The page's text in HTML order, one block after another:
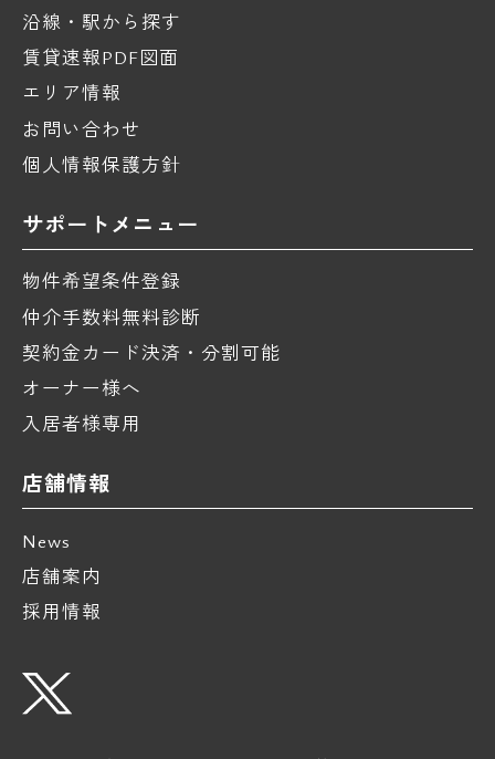
沿線・駅から探す
賃貸速報PDF図面
エリア情報
お問い合わせ
個人情報保護方針
サポートメニュー
物件希望条件登録
仲介手数料無料診断
契約金カード決済・分割可能
オーナー様へ
入居者様専用
店舗情報
News
店舗案内
採用情報